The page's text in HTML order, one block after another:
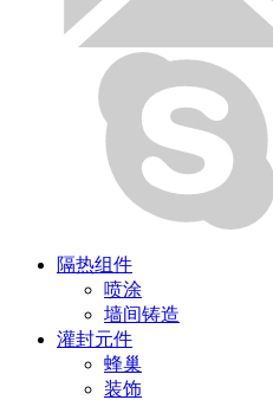
隔热组件
喷涂
墙间铸造
灌封元件
蜂巢
装饰